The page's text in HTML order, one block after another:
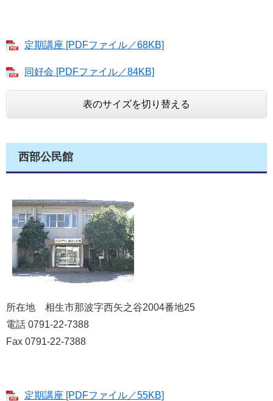
定期講座 [PDFファイル／68KB]
同好会 [PDFファイル／84KB]
表のサイズを切り替える
西部公民館
所在地 相生市那波字西矢之谷2004番地25
電話 0791-22-7388
Fax 0791-22-7388
定期講座 [PDFファイル／55KB]